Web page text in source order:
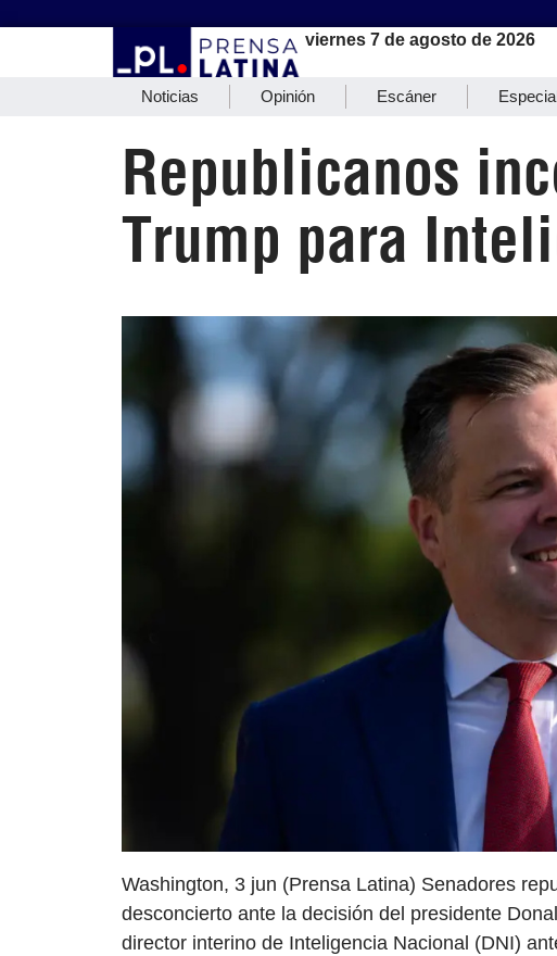
viernes 7 de agosto de 2026
Noticias Opinión Escáner
Republicanos
Trump para
Washington, 3 jun (Prensa Latina) Senadores
desconcierto ante la decisión del presidente
director interino de Inteligencia Nacional (DNI)